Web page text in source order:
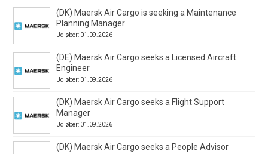
(DK) Maersk Air Cargo is seeking a Maintenance
Planning Manager
Udløber: 01.09.2026
(DE) Maersk Air Cargo seeks a Licensed Aircraft
Engineer
Udløber: 01.09.2026
(DK) Maersk Air Cargo seeks a Flight Support
Manager
Udløber: 01.09.2026
(DK) Maersk Air Cargo seeks a People Advisor